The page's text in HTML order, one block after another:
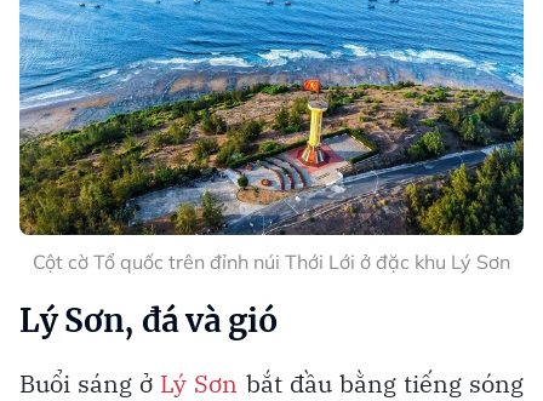
Cột cờ Tổ quốc trên đỉnh núi Thới Lới ở đặc khu Lý Sơn
Lý Sơn, đá và gió
Buổi sáng ở Lý Sơn bắt đầu bằng tiếng sóng